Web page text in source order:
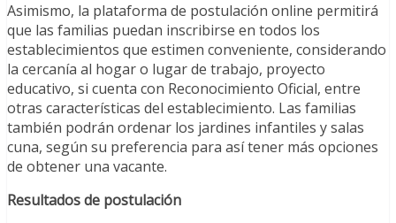
Asimismo, la plataforma de postulación online permitirá
que las familias puedan inscribirse en todos los
establecimientos que estimen conveniente, considerando
la cercanía al hogar o lugar de trabajo, proyecto
educativo, si cuenta con Reconocimiento Oficial, entre
otras características del establecimiento. Las familias
también podrán ordenar los jardines infantiles y salas
cuna, según su preferencia para así tener más opciones
de obtener una vacante.
Resultados de postulación